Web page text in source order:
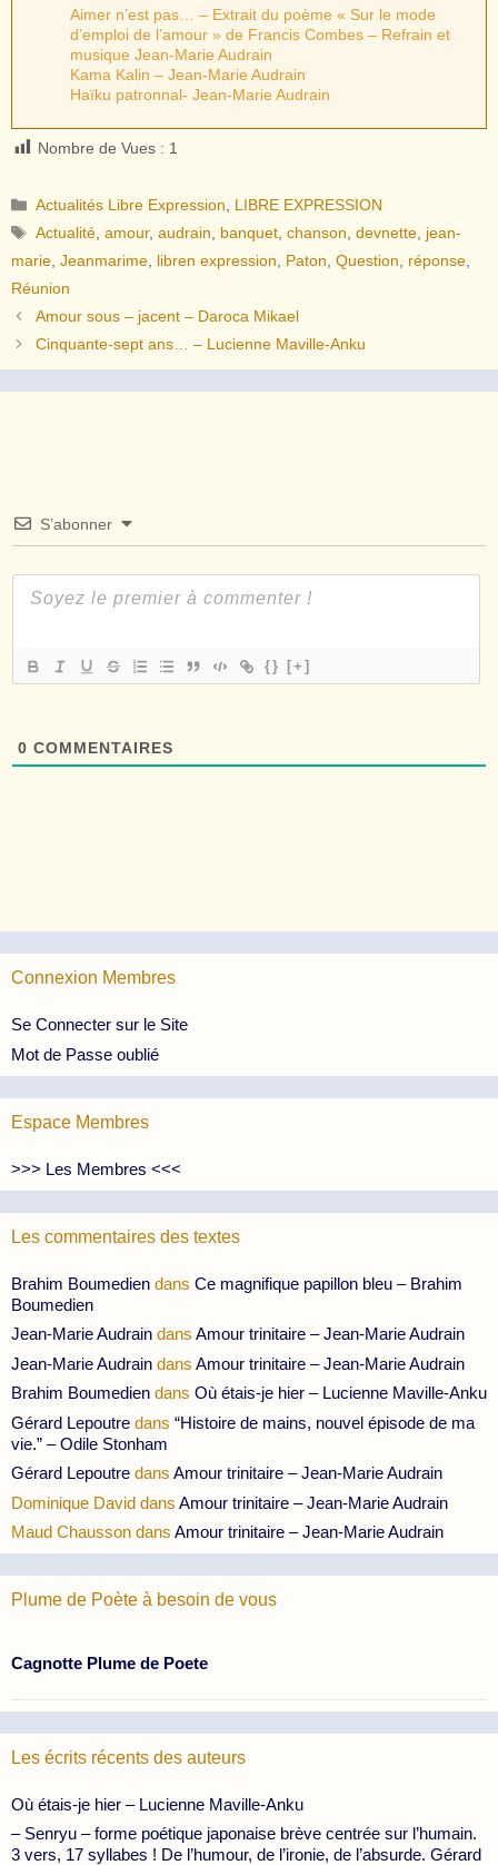
Aimer n’est pas… – Extrait du poème « Sur le mode
d’emploi de l’amour » de Francis Combes – Refrain et
musique Jean-Marie Audrain
Kama Kalin – Jean-Marie Audrain
Haïku patronnal- Jean-Marie Audrain
Nombre de Vues : 1
Catégories
Actualités Libre Expression
LIBRE EXPRESSION
Étiquettes
Actualité ,amour,audrain banquet ,chanson ,devnette jean-
marie Jeanmarime libren expression Paton Question réponse
Réunion
Amour sous – jacent – Daroca Mikael
Cinquante-sept ans… – Lucienne Maville-Anku
S’abonner
{} [+]
0 COMMENTAIRES
Connexion Membres
Se Connecter sur le Site
Mot de Passe oublié
Espace Membres
>>> Les Membres <<<
Les commentaires des textes
Brahim Boumedien dans Ce magnifique papillon bleu – Brahim
Boumedien
Jean-Marie Audrain dans Amour trinitaire – Jean-Marie Audrain
Jean-Marie Audrain dans Amour trinitaire – Jean-Marie Audrain
Brahim Boumedien dans Où étais-je hier – Lucienne Maville-Anku
Gérard Lepoutre dans “Histoire de mains, nouvel épisode de ma
vie.” – Odile Stonham
Gérard Lepoutre dans Amour trinitaire – Jean-Marie Audrain
Dominique David dans Amour trinitaire – Jean-Marie Audrain
Maud Chausson dans Amour trinitaire – Jean-Marie Audrain
Plume de Poète à besoin de vous
Cagnotte Plume de Poete
Les écrits récents des auteurs
Où étais-je hier – Lucienne Maville-Anku
– Senryu – forme poétique japonaise brève centrée sur l’humain.
3 vers, 17 syllabes ! De l’humour, de l’ironie, de l’absurde. Gérard